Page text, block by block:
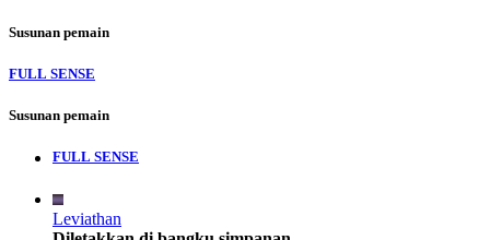
Susunan pemain
FULL SENSE
Susunan pemain
FULL SENSE
Leviathan